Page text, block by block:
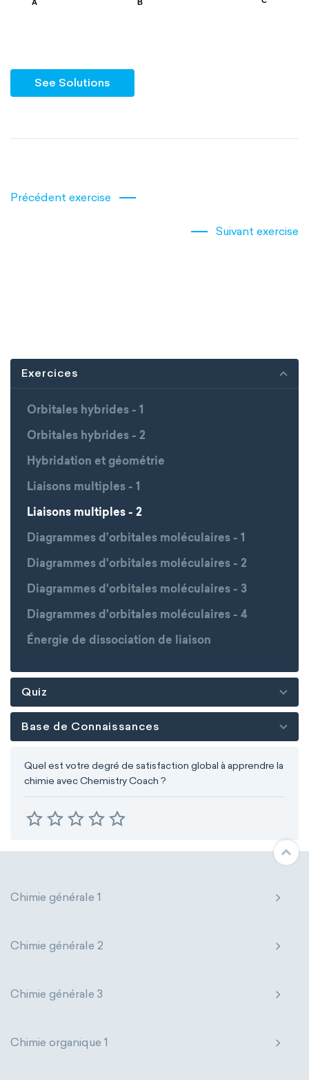
See Solutions
Précédent exercise
Suivant exercise
Exercices
Orbitales hybrides - 1
Orbitales hybrides - 2
Hybridation et géométrie
Liaisons multiples - 1
Liaisons multiples - 2
Diagrammes d’orbitales moléculaires - 1
Diagrammes d'orbitales moléculaires - 2
Diagrammes d'orbitales moléculaires - 3
Diagrammes d'orbitales moléculaires - 4
Énergie de dissociation de liaison
Quiz
Base de Connaissances
Quel est votre degré de satisfaction global à apprendre la
chimie avec Chemistry Coach ?
Chimie générale 1
Chimie générale 2
Chimie générale 3
Chimie organique 1